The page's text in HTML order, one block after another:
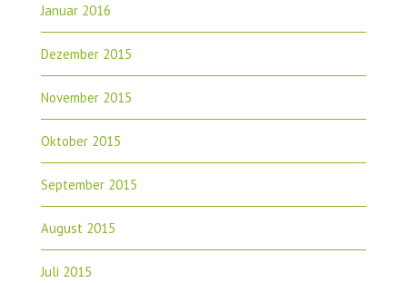
Januar 2016
Dezember 2015
November 2015
Oktober 2015
September 2015
August 2015
Juli 2015